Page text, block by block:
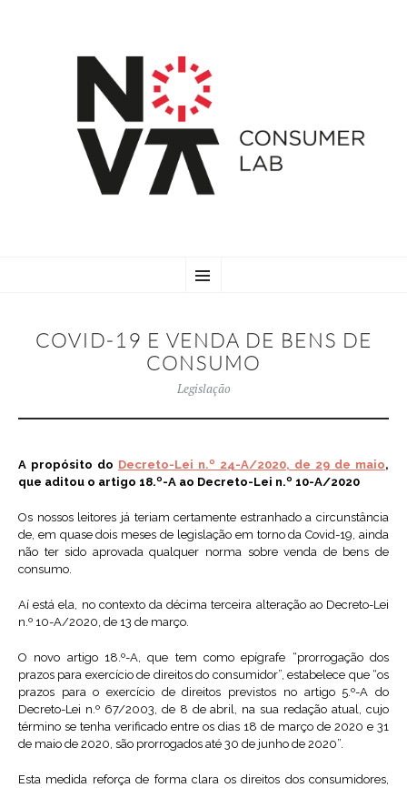
TO
COVID-19 E VENDA DE BENS DE
CONSUMO
Legislação
A propósito do Decreto-Lei n.º 24-A/2020, de 29 de maio,
que aditou o artigo 18.º-A ao Decreto-Lei n.º 10-A/2020
Os nossos leitores já teriam certamente estranhado a circunstância
de, em quase dois meses de legislação em torno da Covid-19, ainda
não ter sido aprovada qualquer norma sobre venda de bens de
consumo.
Aí está ela, no contexto da décima terceira alteração ao Decreto-Lei
n.º 10-A/2020, de 13 de março.
O novo artigo 18.º-A, que tem como epígrafe “prorrogação dos
prazos para exercício de direitos do consumidor”, estabelece que “os
prazos para o exercício de direitos previstos no artigo 5.º-A do
Decreto-Lei n.º 67/2003, de 8 de abril, na sua redação atual, cujo
término se tenha verificado entre os dias 18 de março de 2020 e 31
de maio de 2020, são prorrogados até 30 de junho de 2020”.
Esta medida reforça de forma clara os direitos dos consumidores,